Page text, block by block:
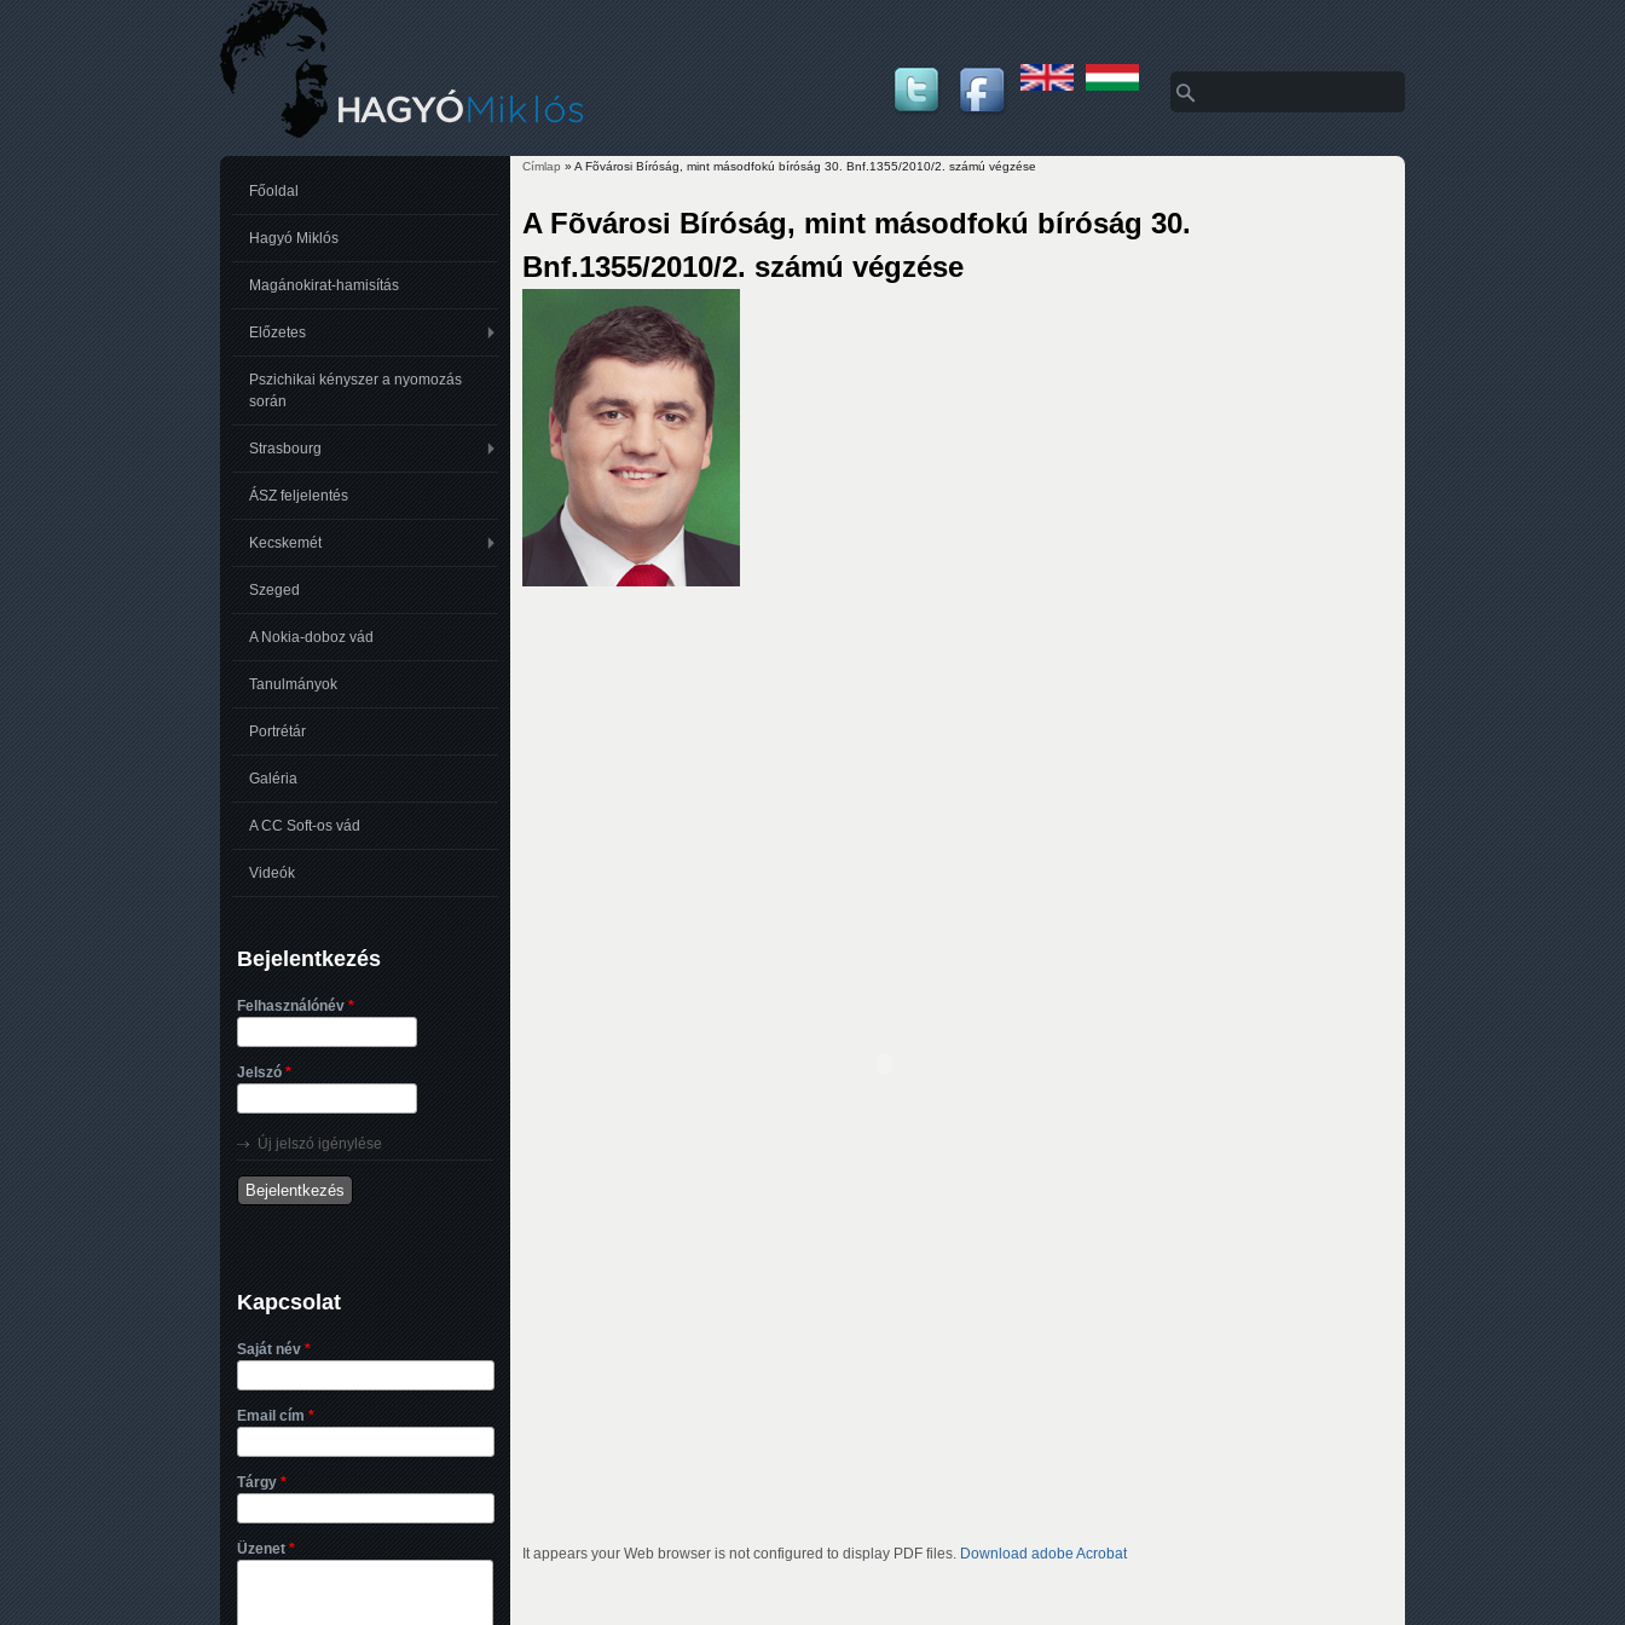
Keresés űrlap
Keresés
Címlap » A Fõvárosi Bíróság, mint másodfokú bíróság 30. Bnf.1355/2010/2. számú végzése
A Fõvárosi Bíróság, mint másodfokú bíróság 30.
Bnf.1355/2010/2. számú végzése
It appears your Web browser is not configured to display PDF files. Download adobe Acrobat
Főoldal
Hagyó Miklós
Magánokirat-hamisítás
Előzetes
Pszichikai kényszer a nyomozás
során
Strasbourg
ÁSZ feljelentés
Kecskemét
Szeged
A Nokia-doboz vád
Tanulmányok
Portrétár
Galéria
A CC Soft-os vád
Videók
Bejelentkezés
Felhasználónév *
Jelszó *
Új jelszó igénylése
Kapcsolat
Saját név *
Email cím *
Tárgy *
Üzenet *